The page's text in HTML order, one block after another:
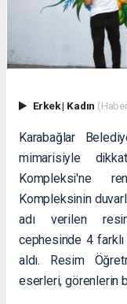
Erkek| Kadın
Karabağlar
mimarisiyle
Kompleksi'ne
Kompleksinin
adı verilen
cephesinde 4
aldı. Resim
eserleri, görenlerin